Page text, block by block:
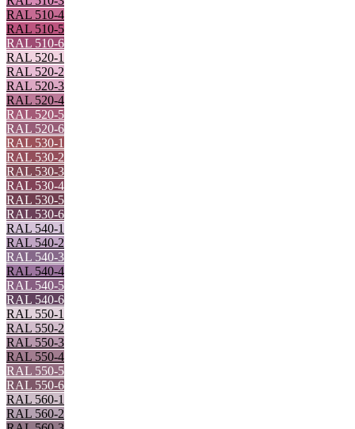
RAL 510-4
RAL 510-5
RAL 510-6
RAL 520-1
RAL 520-2
RAL 520-3
RAL 520-4
RAL 520-5
RAL 520-6
RAL 530-1
RAL 530-2
RAL 530-3
RAL 530-4
RAL 530-5
RAL 530-6
RAL 540-1
RAL 540-2
RAL 540-3
RAL 540-4
RAL 540-5
RAL 540-6
RAL 550-1
RAL 550-2
RAL 550-3
RAL 550-4
RAL 550-5
RAL 550-6
RAL 560-1
RAL 560-2